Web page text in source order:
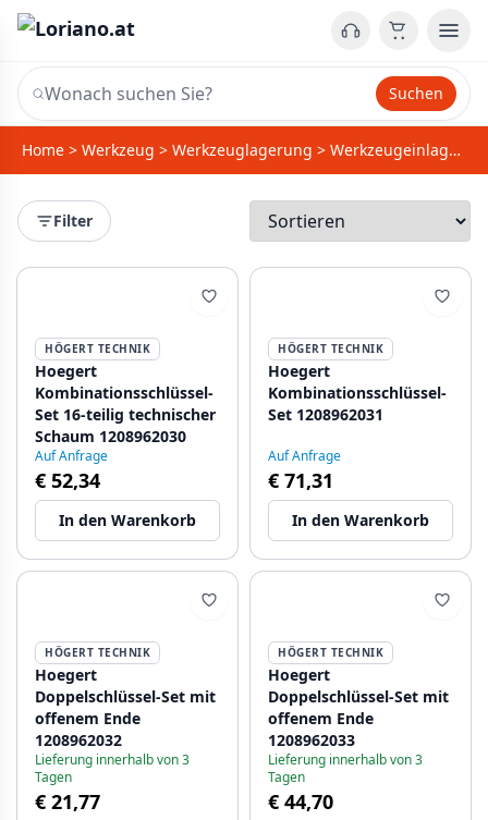
Suchen
Home > Werkzeug > Werkzeuglagerung > Werkzeugeinlagen mit Werkzeug
Filter
HÖGERT TECHNIK
Hoegert
Kombinationsschlüssel-
Set 16-teilig technischer
Schaum 1208962030
Auf Anfrage
€ 52,34
In den Warenkorb
HÖGERT TECHNIK
Hoegert
Kombinationsschlüssel-
Set 1208962031
Auf Anfrage
€ 71,31
In den Warenkorb
HÖGERT TECHNIK
Hoegert
Doppelschlüssel-Set mit
offenem Ende
1208962032
Lieferung innerhalb von 3
Tagen
€ 21,77
HÖGERT TECHNIK
Hoegert
Doppelschlüssel-Set mit
offenem Ende
1208962033
Lieferung innerhalb von 3
Tagen
€ 44,70